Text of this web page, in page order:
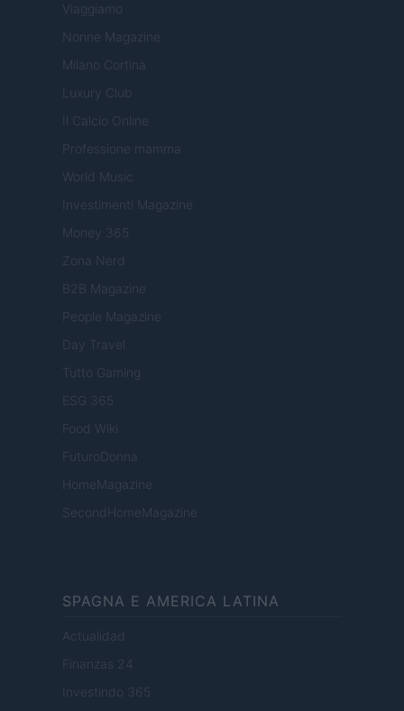
Viaggiamo
Nonne Magazine
Milano Cortina
Luxury Club
Il Calcio Online
Professione mamma
World Music
Investimenti Magazine
Money 365
Zona Nerd
B2B Magazine
People Magazine
Day Travel
Tutto Gaming
ESG 365
Food Wiki
FuturoDonna
HomeMagazine
SecondHomeMagazine
SPAGNA E AMERICA LATINA
Actualidad
Finanzas 24
Investindo 365